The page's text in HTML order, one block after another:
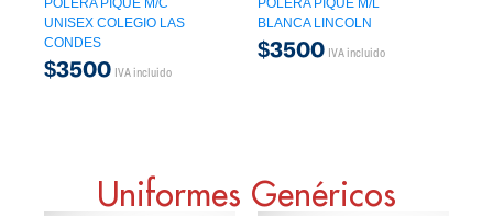
POLERA PIQUE M/C
UNISEX COLEGIO LAS
CONDES
$3500 IVA incluido
POLERA PIQUE M/L
BLANCA LINCOLN
$3500 IVA incluido
Uniformes Genéricos